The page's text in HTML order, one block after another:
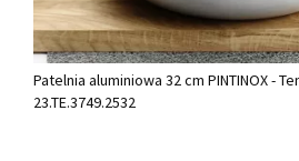
Patelnia aluminiowa 32 cm PINTINOX -
23.TE.3749.2532